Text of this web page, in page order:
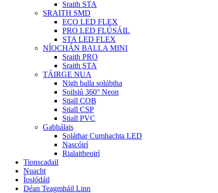
Sraith STA
SRAITH SMD
ECO LED FLEX
PRO LED FLÚSÁIL
STA LED FLEX
NÍOCHÁN BALLA MINI
Sraith PRO
Sraith STA
TÁIRGE NUA
Nigh balla solúbtha
Soilsiú 360° Neon
Stiall COB
Stiall CSP
Stiall PVC
Gabhálais
Soláthar Cumhachta LED
Nascóirí
Rialaitheoirí
Tionscadail
Nuacht
Íoslódáil
Déan Teagmháil Linn